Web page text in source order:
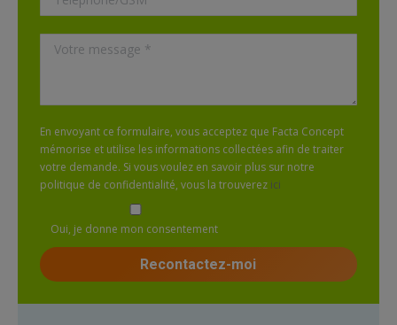
En envoyant ce formulaire, vous acceptez que Facta Concept
mémorise et utilise les informations collectées afin de traiter
votre demande. Si vous voulez en savoir plus sur notre
politique de confidentialité, vous la trouverez ici
Oui, je donne mon consentement